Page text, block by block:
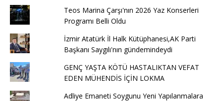
Teos Marina Çarşı'nın 2026 Yaz Konserleri
Programı Belli Oldu
İzmir Atatürk İl Halk Kütüphanesi,AK Parti
Başkanı Saygılı'nın gündemindeydi
GENÇ YAŞTA KÖTÜ HASTALIKTAN VEFAT
EDEN MÜHENDİS İÇİN LOKMA
Adliye Emaneti Soygunu Yeni Yapılanmalara